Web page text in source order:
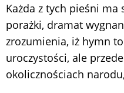
Każda z tych pieśni
porażki, dramat
zrozumienia, iż hymn
uroczystości, ale
okolicznościach